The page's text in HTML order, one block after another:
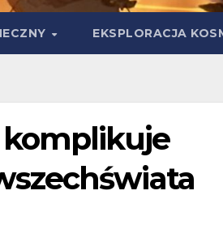
EKSPLORACJA
komplikuje